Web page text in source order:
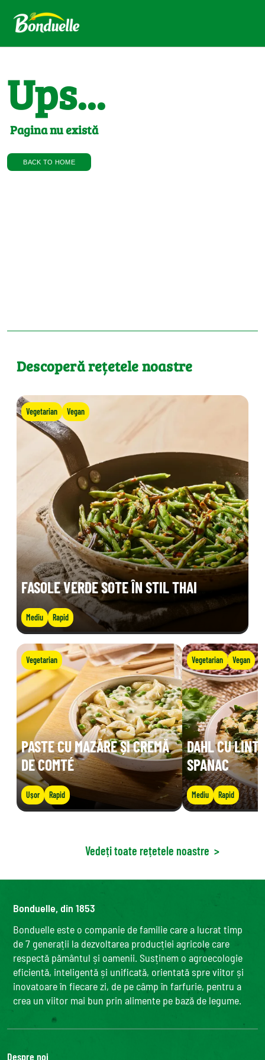
Ups...
Pagina nu există
BACK TO HOME
Descoperă rețetele noastre
Vegetarian Vegan
FASOLE VERDE SOTE ÎN STIL THAI
Mediu Rapid
Vegetarian
PASTE CU MAZĂRE ȘI CREMĂ
DE COMTÉ
Ușor Rapid
Vegetarian Vegan
DAHL CU
SPANAC
Mediu Rapid
Vedeți toate rețetele noastre >
Bonduelle, din 1853
Bonduelle este o companie de familie care a lucrat timp
de 7 generații la dezvoltarea producției agricole care
respectă pământul și oamenii. Susținem o agroecologie
eficientă, inteligentă și unificată, orientată spre viitor și
inovatoare în fiecare zi, de pe câmp în farfurie, pentru a
crea un viitor mai bun prin alimente pe bază de legume.
Despre noi